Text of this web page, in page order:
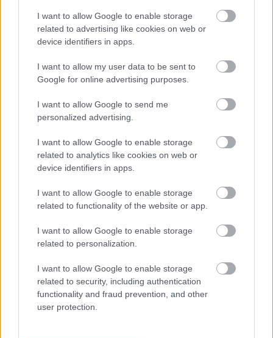
I want to allow Google to enable storage
related to advertising like cookies on web or
device identifiers in apps.
I want to allow my user data to be sent to
Google for online advertising purposes.
I want to allow Google to send me
personalized advertising.
I want to allow Google to enable storage
related to analytics like cookies on web or
device identifiers in apps.
I want to allow Google to enable storage
related to functionality of the website or app.
I want to allow Google to enable storage
related to personalization.
I want to allow Google to enable storage
related to security, including authentication
functionality and fraud prevention, and other
user protection.
Διαβάστε επίσης